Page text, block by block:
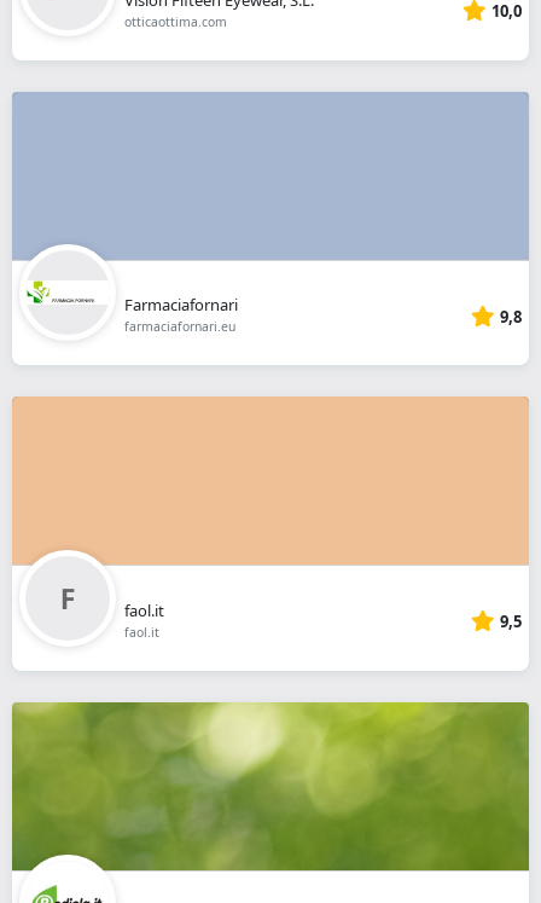
otticaottima.com 10,0
Farmaciafornari
farmaciafornari.eu 9,8
faol.it
faol.it 9,5